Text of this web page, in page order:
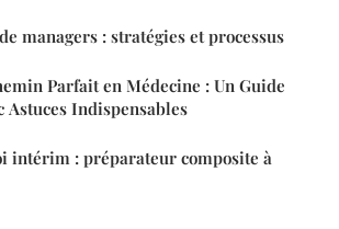
managers : stratégies et processus
Parfait en Médecine : Un Guide
Astuces Indispensables
intérim : préparateur composite à